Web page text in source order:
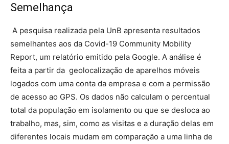
Semelhança
A pesquisa realizada pela UnB apresenta resultados
semelhantes aos da Covid-19 Community Mobility
Report, um relatório emitido pela Google. A análise é
feita a partir da geolocalização de aparelhos móveis
logados com uma conta da empresa e com a permissão
de acesso ao GPS. Os dados não calculam o percentual
total da população em isolamento ou que se desloca ao
trabalho, mas, sim, como as visitas e a duração delas em
diferentes locais mudam em comparação a uma linha de